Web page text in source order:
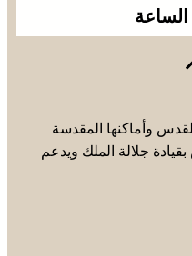
الساعة
وأماكنها المقدسة
جلالة الملك ويدعم